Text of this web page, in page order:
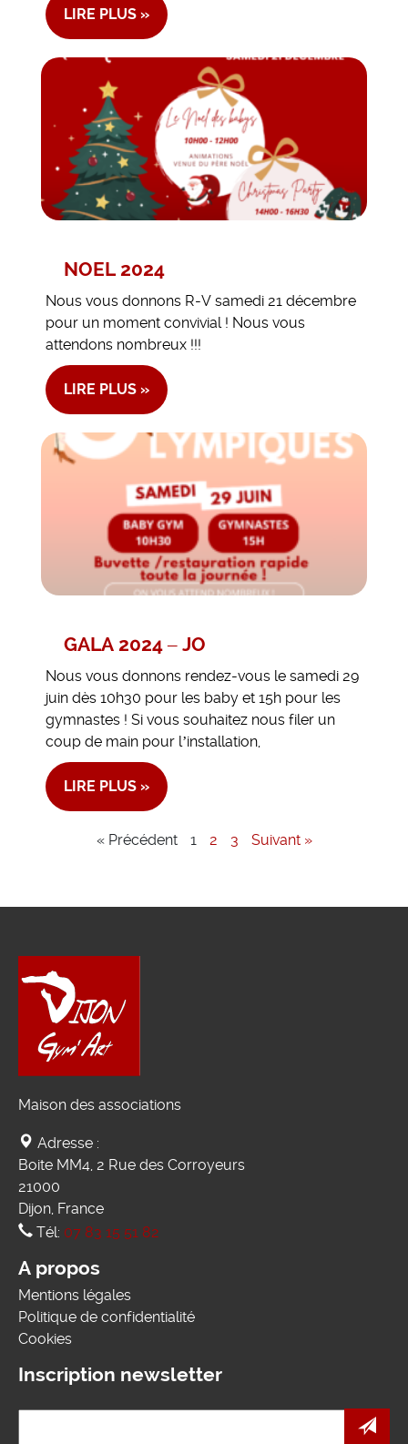
LIRE PLUS »
NOEL 2024
Nous vous donnons R-V samedi 21 décembre
pour un moment convivial ! Nous vous
attendons nombreux !!!
LIRE PLUS »
GALA 2024 – JO
Nous vous donnons rendez-vous le samedi 29
juin dès 10h30 pour les baby et 15h pour les
gymnastes ! Si vous souhaitez nous filer un
coup de main pour l’installation,
LIRE PLUS »
« Précédent 1 2 3 Suivant »
Maison des associations
Adresse :
Boite MM4, 2 Rue des Corroyeurs
21000
Dijon, France
Tél: 07 83 15 51 82
A propos
Mentions légales
Politique de confidentialité
Cookies
Inscription newsletter
e-